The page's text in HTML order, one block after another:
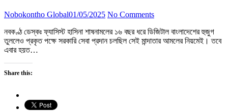
Nobokontho Global01/05/2025 No Comments
নবকণ্ঠ ডেস্কঃ ফ্যাসিস্ট হাসিনা শাষনামলের ১৬ বছর ধরে ডিজিটাল বাংলাদেশের হুজুগ
তুললেও প্রকৃত পক্ষে সরকারি সেবা প্রদান চলছিল সেই মান্দাতার আমলের নিয়মেই। তবে
এবার হয়ত…
Share this: